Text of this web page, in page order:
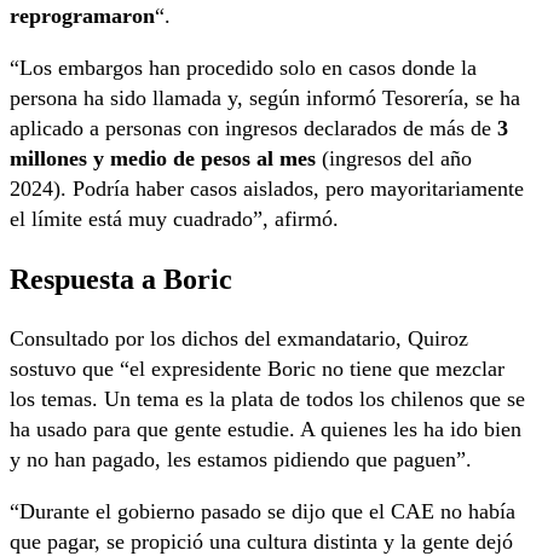
reprogramaron“.
“Los embargos han procedido solo en casos donde la
persona ha sido llamada y, según informó Tesorería, se ha
aplicado a personas con ingresos declarados de más de 3
millones y medio de pesos al mes (ingresos del año
2024). Podría haber casos aislados, pero mayoritariamente
el límite está muy cuadrado”, afirmó.
Respuesta a Boric
Consultado por los dichos del exmandatario, Quiroz
sostuvo que “el expresidente Boric no tiene que mezclar
los temas. Un tema es la plata de todos los chilenos que se
ha usado para que gente estudie. A quienes les ha ido bien
y no han pagado, les estamos pidiendo que paguen”.
“Durante el gobierno pasado se dijo que el CAE no había
que pagar, se propició una cultura distinta y la gente dejó